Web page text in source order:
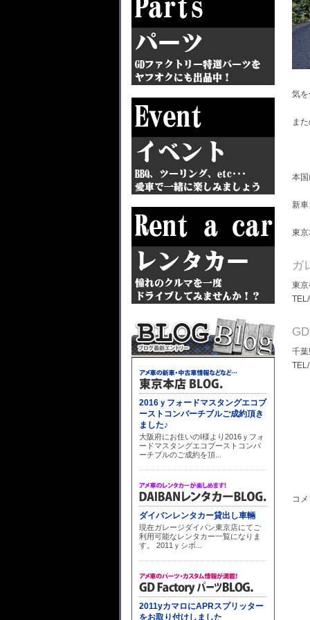
気
ま
本
新
東
ガ
東
千
コ